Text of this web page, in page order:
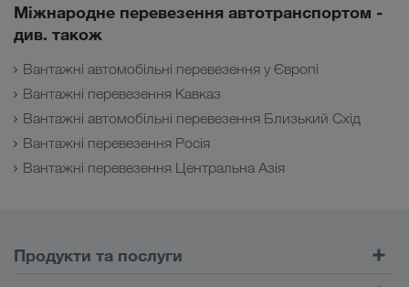
Міжнародне перевезення автотранспортом -
див. також
Вантажні автомобільні перевезення у Європі
Вантажні перевезення Кавказ
Вантажні автомобільні перевезення Близький Схід
Вантажні перевезення Росія
Вантажні перевезення Центральна Азія
Продукти та послуги